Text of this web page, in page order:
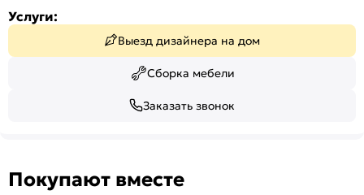
Услуги:
Выезд дизайнера на дом
Сборка мебели
Заказать звонок
Покупают вместе